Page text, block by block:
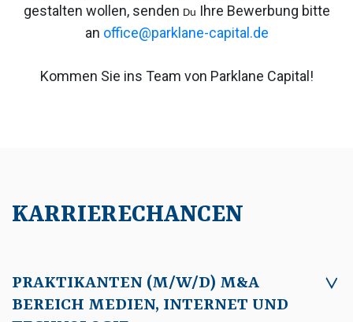
gestalten wollen, senden Du Ihre Bewerbung bitte
an office@parklane-capital.de
Kommen Sie ins Team von Parklane Capital!
KARRIERECHANCEN
PRAKTIKANTEN (M/W/D) M&A
BEREICH MEDIEN, INTERNET UND